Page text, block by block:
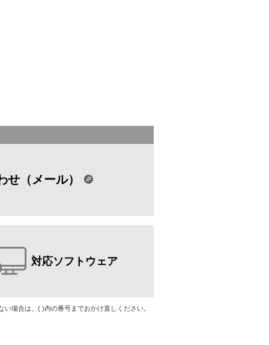
せ（メール）
対応ソフトウェア
場合は、( )内の番号までおかけ直しください。